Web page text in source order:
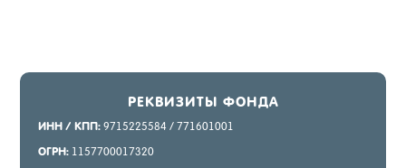
РЕК­ВИ­ЗИТЫ ФОН­ДА
ИНН / КПП: 9715225584 / 771601001
ОГРН: 1157700017320